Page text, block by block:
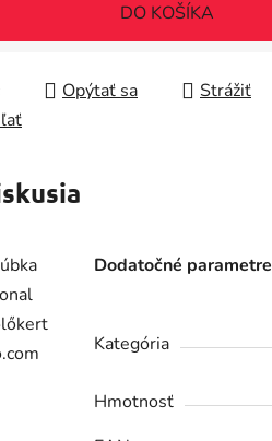
DO KOŠÍKA
Opýtať sa
Strážiť
Dodatočné parametre
Kategória
Hmotnosť